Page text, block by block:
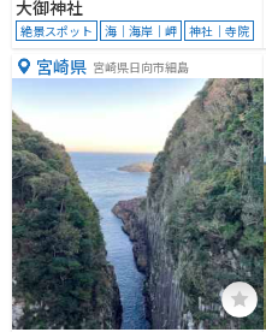
大御神社
絶景スポット 海｜海岸｜岬 神社｜寺院
宮崎県 宮崎県日向市細島